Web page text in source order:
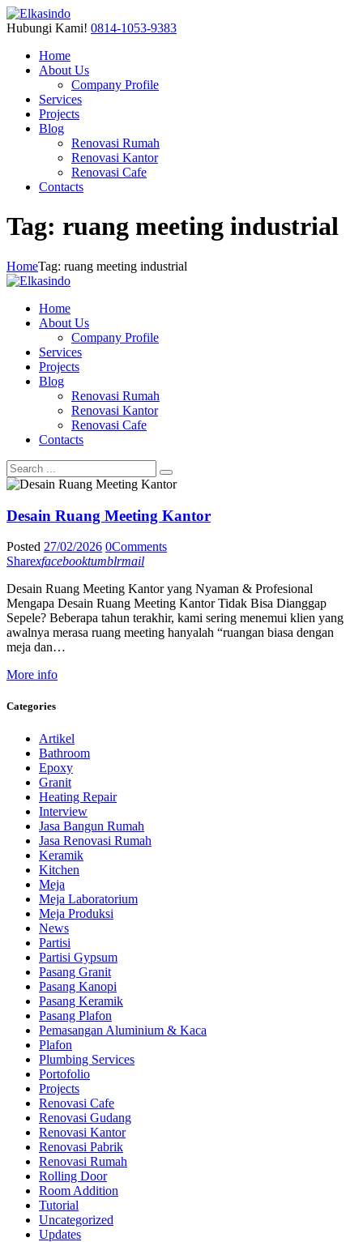
Hubungi Kami! 0814-1053-9383
Home
About Us
Company Profile
Services
Projects
Blog
Renovasi Rumah
Renovasi Kantor
Renovasi Cafe
Contacts
Tag: ruang meeting industrial
HomeTag: ruang meeting industrial
Home
About Us
Company Profile
Services
Projects
Blog
Renovasi Rumah
Renovasi Kantor
Renovasi Cafe
Contacts
Desain Ruang Meeting Kantor
Posted 27/02/2026 0Comments
Sharexfacebooktumblrmail
Desain Ruang Meeting Kantor yang Nyaman & Profesional
Mengapa Desain Ruang Meeting Kantor Tidak Bisa Dianggap
Sepele? Beberapa tahun terakhir, kami sering menemui klien yang
awalnya merasa ruang meeting hanyalah “ruangan biasa dengan
meja dan…
More info
Categories
Artikel
Bathroom
Epoxy
Granit
Heating Repair
Interview
Jasa Bangun Rumah
Jasa Renovasi Rumah
Keramik
Kitchen
Meja
Meja Laboratorium
Meja Produksi
News
Partisi
Partisi Gypsum
Pasang Granit
Pasang Kanopi
Pasang Keramik
Pasang Plafon
Pemasangan Aluminium & Kaca
Plafon
Plumbing Services
Portofolio
Projects
Renovasi Cafe
Renovasi Gudang
Renovasi Kantor
Renovasi Pabrik
Renovasi Rumah
Rolling Door
Room Addition
Tutorial
Uncategorized
Updates